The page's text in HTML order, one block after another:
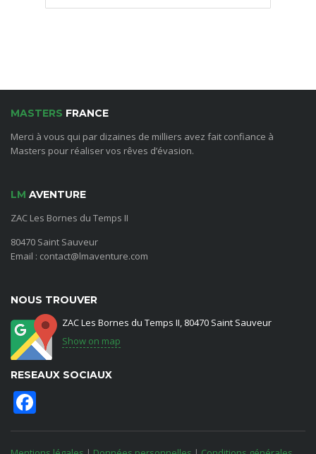
MASTERS FRANCE
Merci à vous qui par dizaines de milliers avez fait confiance à
Masters pour réaliser vos rêves d’évasion.
LM AVENTURE
ZAC Les Bornes du Temps II
80470 Saint Sauveur
Email : contact@lmaventure.com
NOUS TROUVER
ZAC Les Bornes du Temps II, 80470 Saint Sauveur
Show on map
RESEAUX SOCIAUX